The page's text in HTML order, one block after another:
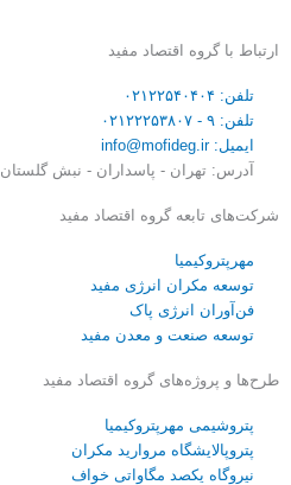
ارتباط با گروه اقتصاد مفید
تلفن: ۰۲۱۲۲۵۴۰۴۰۴
تلفن: ۹ - ۰۲۱۲۲۲۵۳۸۰۷
ایمیل: info@mofideg.ir
آدرس: تهران - پاسداران - نبش گلستان ۶ - پلاک ۵۶
شرکت‌های تابعه گروه اقتصاد مفید
مهرپتروکیمیا
توسعه مکران انرژی مفید
فن‌آوران انرژی پاک
توسعه صنعت و معدن مفید
طرح‌ها و پروژه‌های گروه اقتصاد مفید
پتروشیمی مهرپتروکیمیا
پتروپالایشگاه مروارید مکران
نیروگاه یکصد مگاواتی خواف